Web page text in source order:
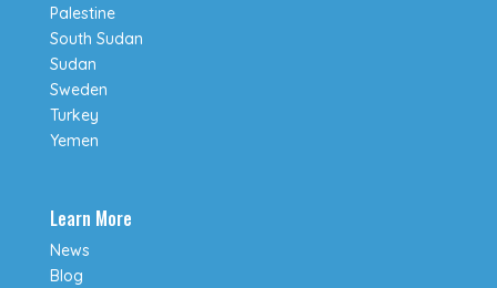
Palestine
South Sudan
Sudan
Sweden
Turkey
Yemen
Learn More
News
Blog